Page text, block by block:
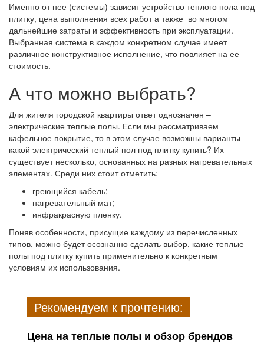
Именно от нее (системы) зависит устройство теплого пола под
плитку, цена выполнения всех работ а также во многом
дальнейшие затраты и эффективность при эксплуатации.
Выбранная система в каждом конкретном случае имеет
различное конструктивное исполнение, что повлияет на ее
стоимость.
А что можно выбрать?
Для жителя городской квартиры ответ однозначен –
электрические теплые полы. Если мы рассматриваем
кафельное покрытие, то в этом случае возможны варианты –
какой электрический теплый пол под плитку купить? Их
существует несколько, основанных на разных нагревательных
элементах. Среди них стоит отметить:
греющийся кабель;
нагревательный мат;
инфракрасную пленку.
Поняв особенности, присущие каждому из перечисленных
типов, можно будет осознанно сделать выбор, какие теплые
полы под плитку купить применительно к конкретным
условиям их использования.
Рекомендуем к прочтению:
Цена на теплые полы и обзор брендов